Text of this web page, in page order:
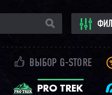
ВЫБОР G-STORE
PRO TREK